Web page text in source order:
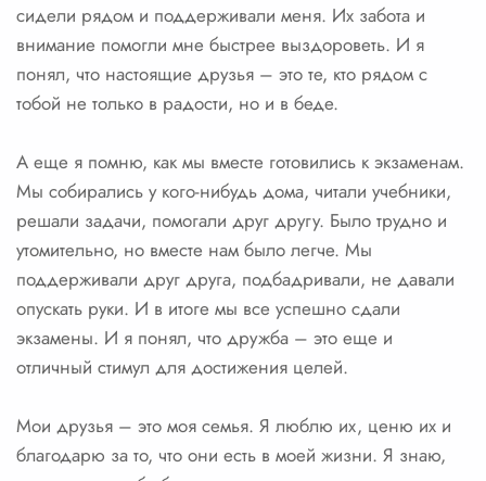
сидели рядом и поддерживали меня. Их забота и
внимание помогли мне быстрее выздороветь. И я
понял, что настоящие друзья – это те, кто рядом с
тобой не только в радости, но и в беде.
А еще я помню, как мы вместе готовились к экзаменам.
Мы собирались у кого-нибудь дома, читали учебники,
решали задачи, помогали друг другу. Было трудно и
утомительно, но вместе нам было легче. Мы
поддерживали друг друга, подбадривали, не давали
опускать руки. И в итоге мы все успешно сдали
экзамены. И я понял, что дружба – это еще и
отличный стимул для достижения целей.
Мои друзья – это моя семья. Я люблю их, ценю их и
благодарю за то, что они есть в моей жизни. Я знаю,